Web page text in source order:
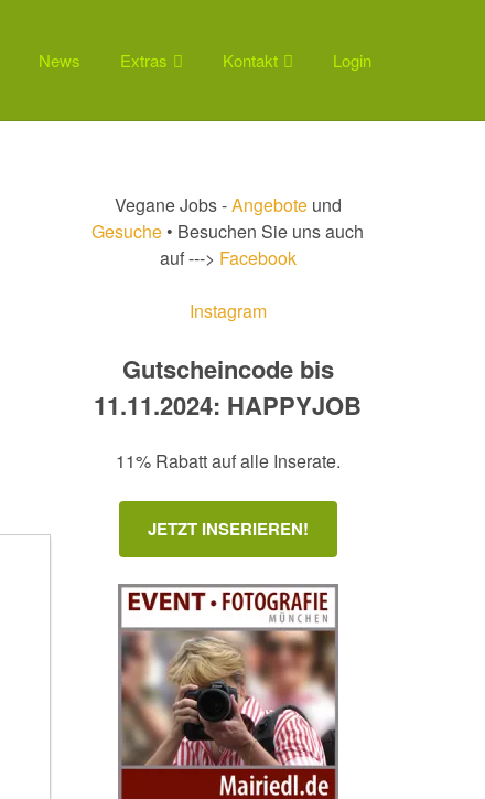
News Extras Kontakt Login
Vegane Jobs -Angebote und
Gesuche • Besuchen Sie uns auch
auf ---> Facebook
Instagram
Gutscheincode bis
11.11.2024: HAPPYJOB
11% Rabatt auf alle Inserate.
JETZT INSERIEREN!